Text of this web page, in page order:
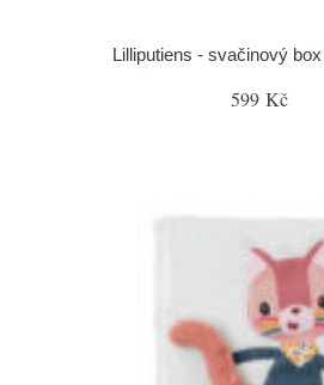
Lilliputiens - svačinový
599 Kč